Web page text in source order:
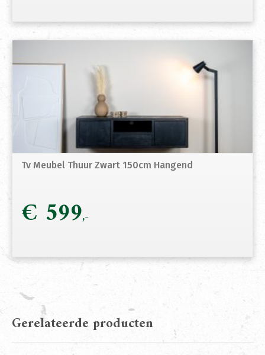
Tv Meubel Thuur Zwart 150cm Hangend
€ 599
Gerelateerde producten